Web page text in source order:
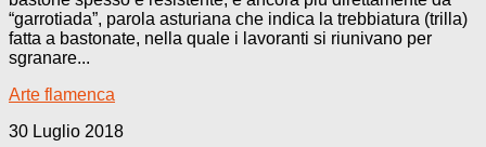
“garrotiada”, parola asturiana che indica la trebbiatura (trilla)
fatta a bastonate, nella quale i lavoranti si riunivano per
sgranare...
Arte flamenca
30 Luglio 2018